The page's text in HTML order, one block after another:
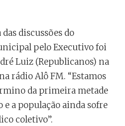
discussões do
pelo Executivo foi
Luiz (Republicanos) na
rádio Alô FM. “Estamos
da primeira metade
a população ainda sofre
coletivo”.